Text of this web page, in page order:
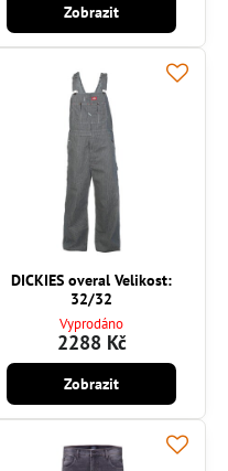
Zobrazit
DICKIES overal Velikost:
32/32
Vyprodáno
2288 Kč
Zobrazit